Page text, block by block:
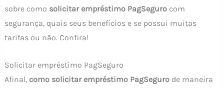
sobre como solicitar empréstimo PagSegurocom
segurança, quais seus benefícios e se possui muitas
tarifas ou não. Confira!
Solicitar empréstimo PagSeguro
Afinal, como solicitar empréstimo PagSegurode maneira